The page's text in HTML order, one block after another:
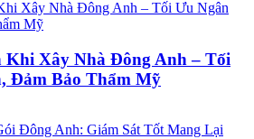
Khi Xây Nhà Đông Anh – Tối
Đảm Bảo Thẩm Mỹ